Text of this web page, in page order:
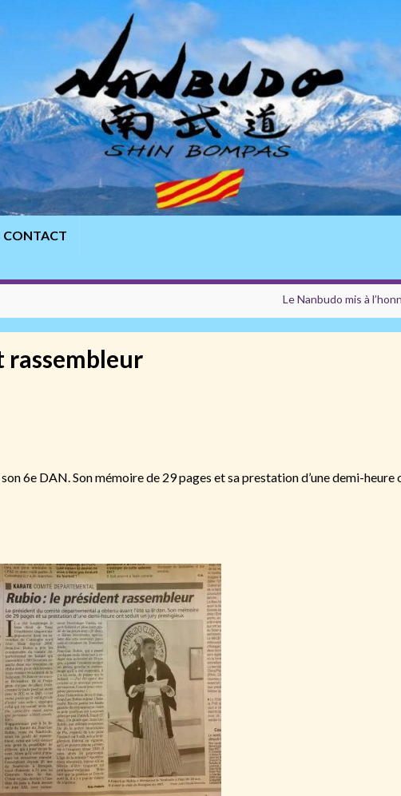
CONTACT
Le Nanbudo mis à
rassembleur
6e DAN. Son mémoire de 29 pages et sa prestation d’une demi-heure